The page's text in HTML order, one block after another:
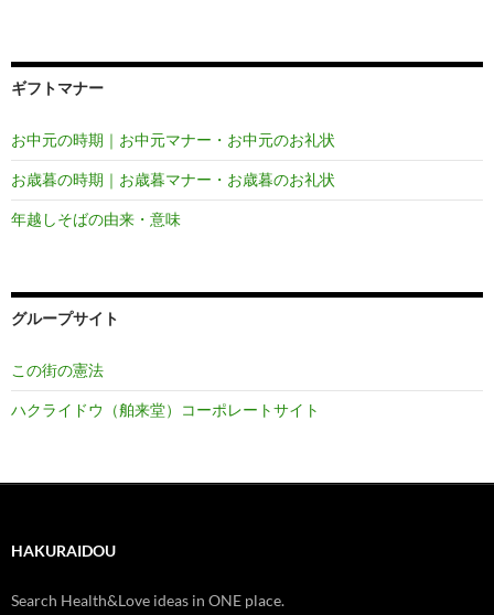
ギフトマナー
お中元の時期｜お中元マナー・お中元のお礼状
お歳暮の時期｜お歳暮マナー・お歳暮のお礼状
年越しそばの由来・意味
グループサイト
この街の憲法
ハクライドウ（舶来堂）コーポレートサイト
HAKURAIDOU
Search Health&Love ideas in ONE place.